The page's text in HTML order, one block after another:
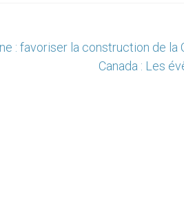
: favoriser la construction de la
Canada : Les